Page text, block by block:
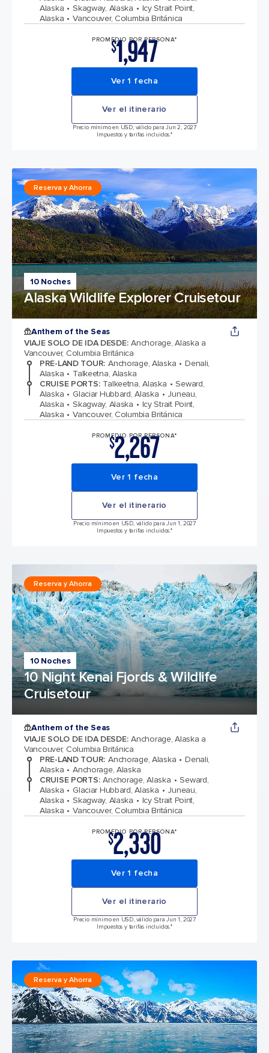
Alaska
Skagway, Alaska
Icy Strait Point,
Alaska
Vancouver, Columbia Británica
PROMEDIO POR PERSONA*
$1,947
Ver 1 fecha
Ver el itinerario
Precio mínimo en USD, válido para Jun 2, 2027
Impuestos y tarifas incluidos.*
10 Noches
Alaska Wildlife Explorer Cruisetour
Reserva y Ahorra
Anthem of the Seas
VIAJE SOLO DE IDA DESDE: Anchorage, Alaska a
Vancouver, Columbia Británica
PRE-LAND TOUR: Anchorage, Alaska
Denali,
Alaska
Talkeetna, Alaska
CRUISE PORTS: Talkeetna, Alaska
Seward,
Alaska
Glaciar Hubbard, Alaska
Juneau,
Alaska
Skagway, Alaska
Icy Strait Point,
Alaska
Vancouver, Columbia Británica
PROMEDIO POR PERSONA*
$2,267
Ver 1 fecha
Ver el itinerario
Precio mínimo en USD, válido para Jun 1, 2027
Impuestos y tarifas incluidos.*
10 Noches
10 Night Kenai Fjords & Wildlife
Cruisetour
Reserva y Ahorra
Anthem of the Seas
VIAJE SOLO DE IDA DESDE: Anchorage, Alaska a
Vancouver, Columbia Británica
PRE-LAND TOUR: Anchorage, Alaska
Denali,
Alaska
Anchorage, Alaska
CRUISE PORTS: Anchorage, Alaska
Seward,
Alaska
Glaciar Hubbard, Alaska
Juneau,
Alaska
Skagway, Alaska
Icy Strait Point,
Alaska
Vancouver, Columbia Británica
PROMEDIO POR PERSONA*
$2,330
Ver 1 fecha
Ver el itinerario
Precio mínimo en USD, válido para Jun 1, 2027
Impuestos y tarifas incluidos.*
Reserva y Ahorra